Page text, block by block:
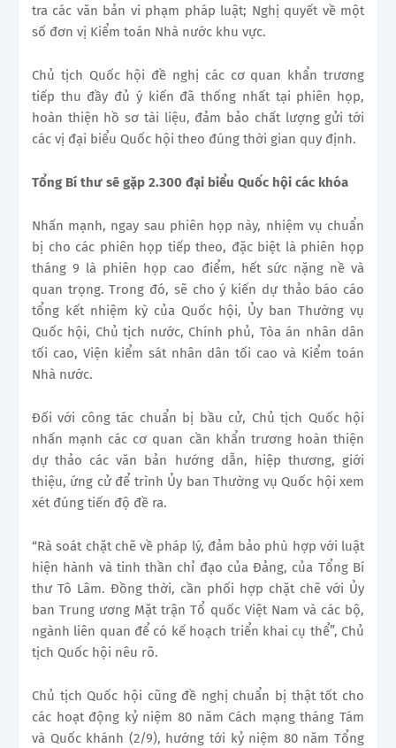
tra các văn bản vi phạm pháp luật; Nghị quyết về một
số đơn vị Kiểm toán Nhà nước khu vực.
Chủ tịch Quốc hội đề nghị các cơ quan khẩn trương
tiếp thu đầy đủ ý kiến đã thống nhất tại phiên họp,
hoàn thiện hồ sơ tài liệu, đảm bảo chất lượng gửi tới
các vị đại biểu Quốc hội theo đúng thời gian quy định.
Tổng Bí thư sẽ gặp 2.300 đại biểu Quốc hội các khóa
Nhấn mạnh, ngay sau phiên họp này, nhiệm vụ chuẩn
bị cho các phiên họp tiếp theo, đặc biệt là phiên họp
tháng 9 là phiên họp cao điểm, hết sức nặng nề và
quan trọng. Trong đó, sẽ cho ý kiến dự thảo báo cáo
tổng kết nhiệm kỳ của Quốc hội, Ủy ban Thường vụ
Quốc hội, Chủ tịch nước, Chính phủ, Tòa án nhân dân
tối cao, Viện kiểm sát nhân dân tối cao và Kiểm toán
Nhà nước.
Đối với công tác chuẩn bị bầu cử, Chủ tịch Quốc hội
nhấn mạnh các cơ quan cần khẩn trương hoàn thiện
dự thảo các văn bản hướng dẫn, hiệp thương, giới
thiệu, ứng cử để trình Ủy ban Thường vụ Quốc hội xem
xét đúng tiến độ đề ra.
“Rà soát chặt chẽ về pháp lý, đảm bảo phù hợp với luật
hiện hành và tinh thần chỉ đạo của Đảng, của Tổng Bí
thư Tô Lâm. Đồng thời, cần phối hợp chặt chẽ với Ủy
ban Trung ương Mặt trận Tổ quốc Việt Nam và các bộ,
ngành liên quan để có kế hoạch triển khai cụ thể”, Chủ
tịch Quốc hội nêu rõ.
Chủ tịch Quốc hội cũng đề nghị chuẩn bị thật tốt cho
các hoạt động kỷ niệm 80 năm Cách mạng tháng Tám
và Quốc khánh (2/9), hướng tới kỷ niệm 80 năm Tổng